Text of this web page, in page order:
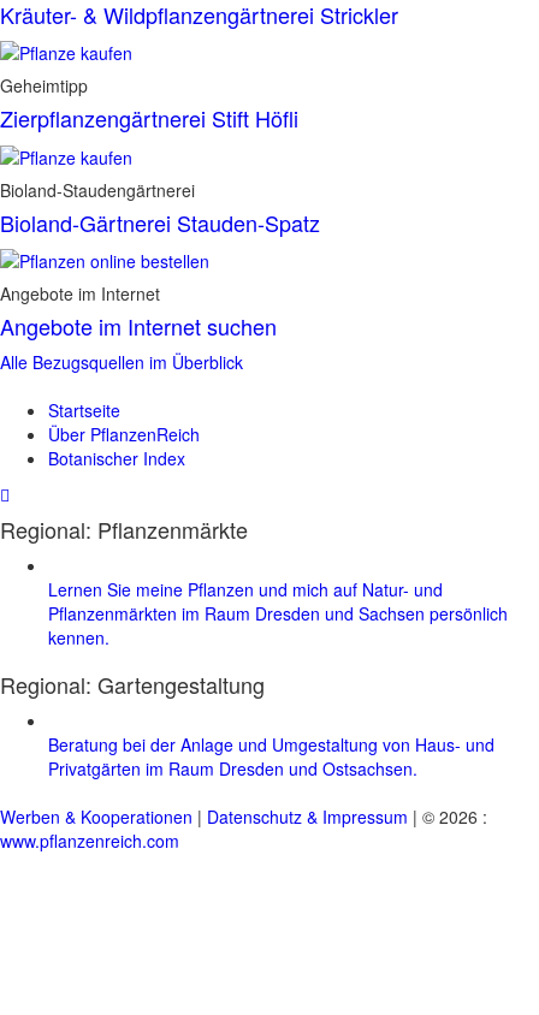
Kräuter- & Wildpflanzengärtnerei Strickler
Geheimtipp
Zierpflanzengärtnerei Stift Höfli
Bioland-Staudengärtnerei
Bioland-Gärtnerei Stauden-Spatz
Angebote im Internet
Angebote im Internet suchen
Alle Bezugsquellen im Überblick
Startseite
Über PflanzenReich
Botanischer Index
Regional: Pflanzenmärkte
Lernen Sie meine Pflanzen und mich auf Natur- und
Pflanzenmärkten im Raum Dresden und Sachsen persönlich
kennen.
Regional: Gartengestaltung
Beratung bei der Anlage und Umgestaltung von Haus- und
Privatgärten im Raum Dresden und Ostsachsen.
Werben & Kooperationen | Datenschutz & Impressum | © 2026 :
www.pflanzenreich.com